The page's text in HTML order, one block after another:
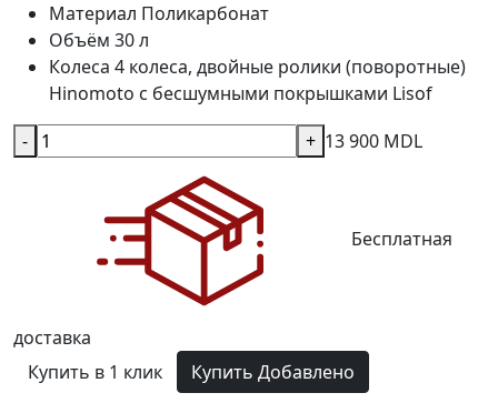
Материал Поликарбонат
Объём 30 л
Колеса 4 колеса, двойные ролики (поворотные)
Hinomoto с бесшумными покрышками Lisof
13 900 MDL
- +
Бесплатная
доставка
Купить в 1 клик
Купить Добавлено